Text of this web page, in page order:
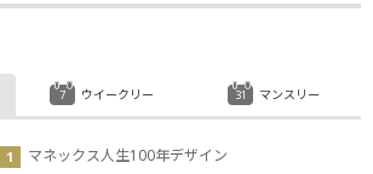
マネックス人生100年デザイン
ウイークリー マンスリー